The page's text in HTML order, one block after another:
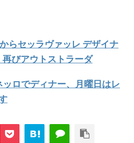
らセッラヴァッレ デザイナ
びアウトストラーダ
ロでディナー、月曜日はレ